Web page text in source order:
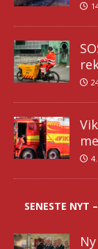
SENESTE NYT